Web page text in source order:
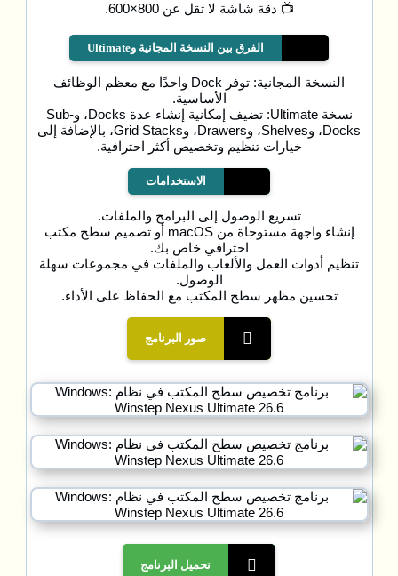
📺 دقة شاشة لا تقل عن 800×600.
الفرق بين النسخة المجانية وUltimate
النسخة المجانية: توفر Dock واحدًا مع معظم الوظائف
الأساسية.
نسخة Ultimate: تضيف إمكانية إنشاء عدة Docks، وSub-
Docks، وShelves، وDrawers، وGrid Stacks، بالإضافة إلى
خيارات تنظيم وتخصيص أكثر احترافية.
الاستخدامات
تسريع الوصول إلى البرامج والملفات.
إنشاء واجهة مستوحاة من macOS أو تصميم سطح مكتب
احترافي خاص بك.
تنظيم أدوات العمل والألعاب والملفات في مجموعات سهلة
الوصول.
تحسين مظهر سطح المكتب مع الحفاظ على الأداء.
صور البرنامج
تحميل البرنامج